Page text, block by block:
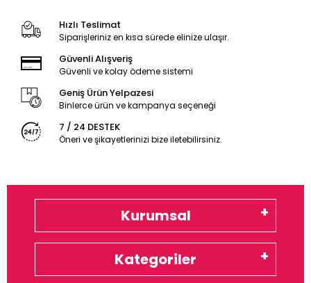
Hızlı Teslimat
Siparişleriniz en kısa sürede elinize ulaşır.
Güvenli Alışveriş
Güvenli ve kolay ödeme sistemi
Geniş Ürün Yelpazesi
Binlerce ürün ve kampanya seçeneği
7 / 24 DESTEK
Öneri ve şikayetlerinizi bize iletebilirsiniz.
Kurumsal
Kategoriler